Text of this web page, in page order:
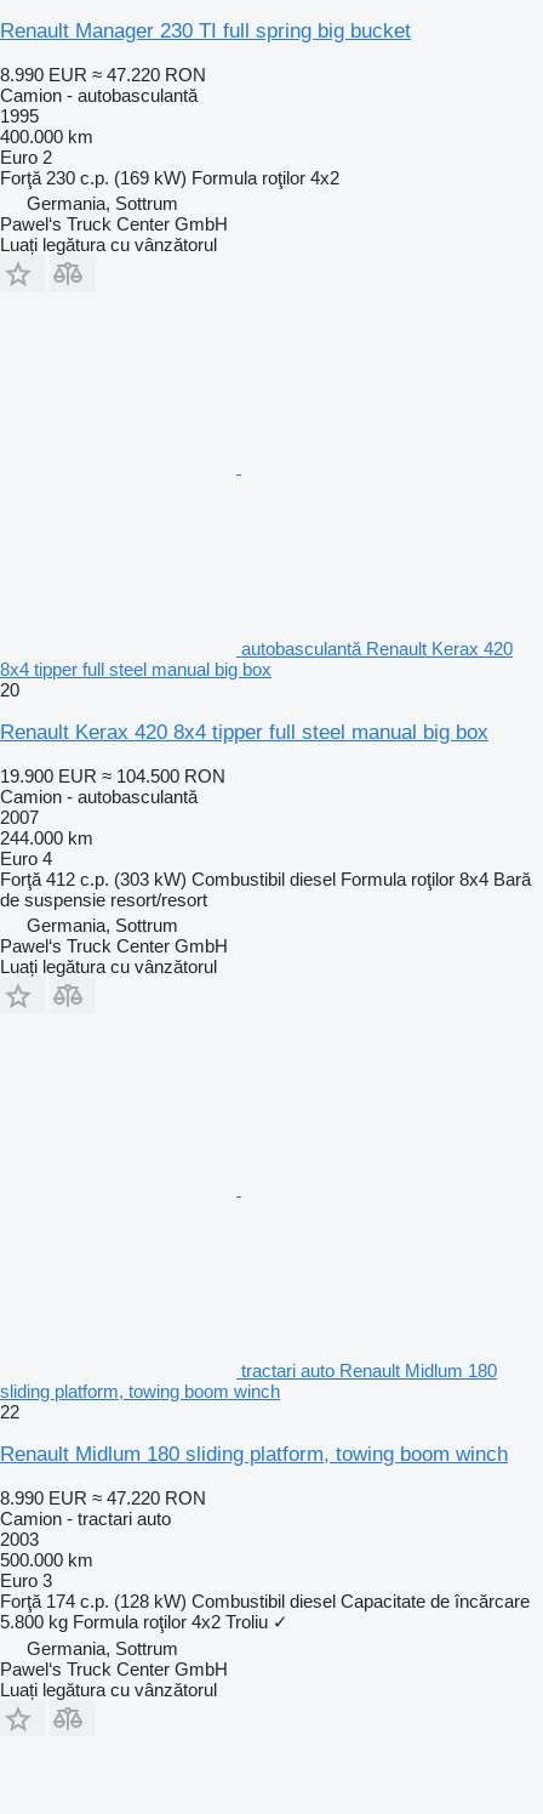
Renault Manager 230 TI full spring big bucket
8.990 EUR ≈ 47.220 RON
Camion - autobasculantă
1995
400.000 km
Euro 2
Forţă 230 c.p. (169 kW) Formula roţilor 4x2
Germania, Sottrum
Pawel‘s Truck Center GmbH
Luați legătura cu vânzătorul
autobasculantă Renault Kerax 420
8x4 tipper full steel manual big box
20
Renault Kerax 420 8x4 tipper full steel manual big box
19.900 EUR ≈ 104.500 RON
Camion - autobasculantă
2007
244.000 km
Euro 4
Forţă 412 c.p. (303 kW) Combustibil diesel Formula roţilor 8x4 Bară
de suspensie resort/resort
Germania, Sottrum
Pawel‘s Truck Center GmbH
Luați legătura cu vânzătorul
tractari auto Renault Midlum 180
sliding platform, towing boom winch
22
Renault Midlum 180 sliding platform, towing boom winch
8.990 EUR ≈ 47.220 RON
Camion - tractari auto
2003
500.000 km
Euro 3
Forţă 174 c.p. (128 kW) Combustibil diesel Capacitate de încărcare
5.800 kg Formula roţilor 4x2 Troliu ✓
Germania, Sottrum
Pawel‘s Truck Center GmbH
Luați legătura cu vânzătorul